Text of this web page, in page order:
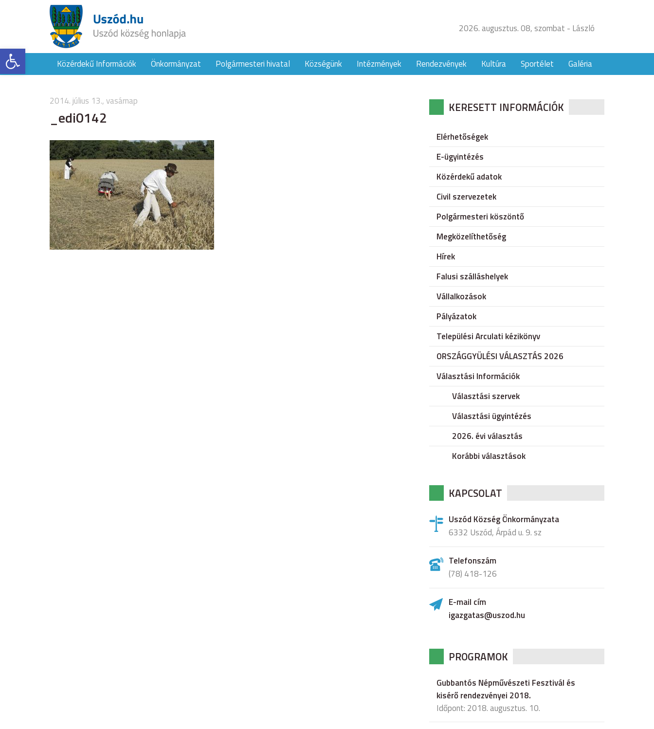
Eszköztár megnyitása
2026. augusztus. 08, szombat - László
Közérdekű Információk Önkormányzat Polgármesteri hivatal Községünk Intézmények Rendezvények Kultúra Sportélet Galéria
2014. július 13., vasárnap
_edi0142 KERESETT INFORMÁCIÓK
Elérhetőségek
E-ügyintézés
Közérdekű adatok
Civil szervezetek
Polgármesteri köszöntő
Megközelíthetőség
Hírek
Falusi szálláshelyek
Vállalkozások
Pályázatok
Települési Arculati kézikönyv
ORSZÁGGYÜLÉSI VÁLASZTÁS 2026
Választási Információk
Választási szervek
Választási ügyintézés
2026. évi választás
Korábbi választások
KAPCSOLAT
Uszód Község Önkormányzata
6332 Uszód, Árpád u. 9. sz
Telefonszám
(78) 418-126
E-mail cím
igazgatas@uszod.hu
PROGRAMOK
Gubbantós Népművészeti Fesztivál és
kisérő rendezvényei 2018.
Időpont: 2018. augusztus. 10.